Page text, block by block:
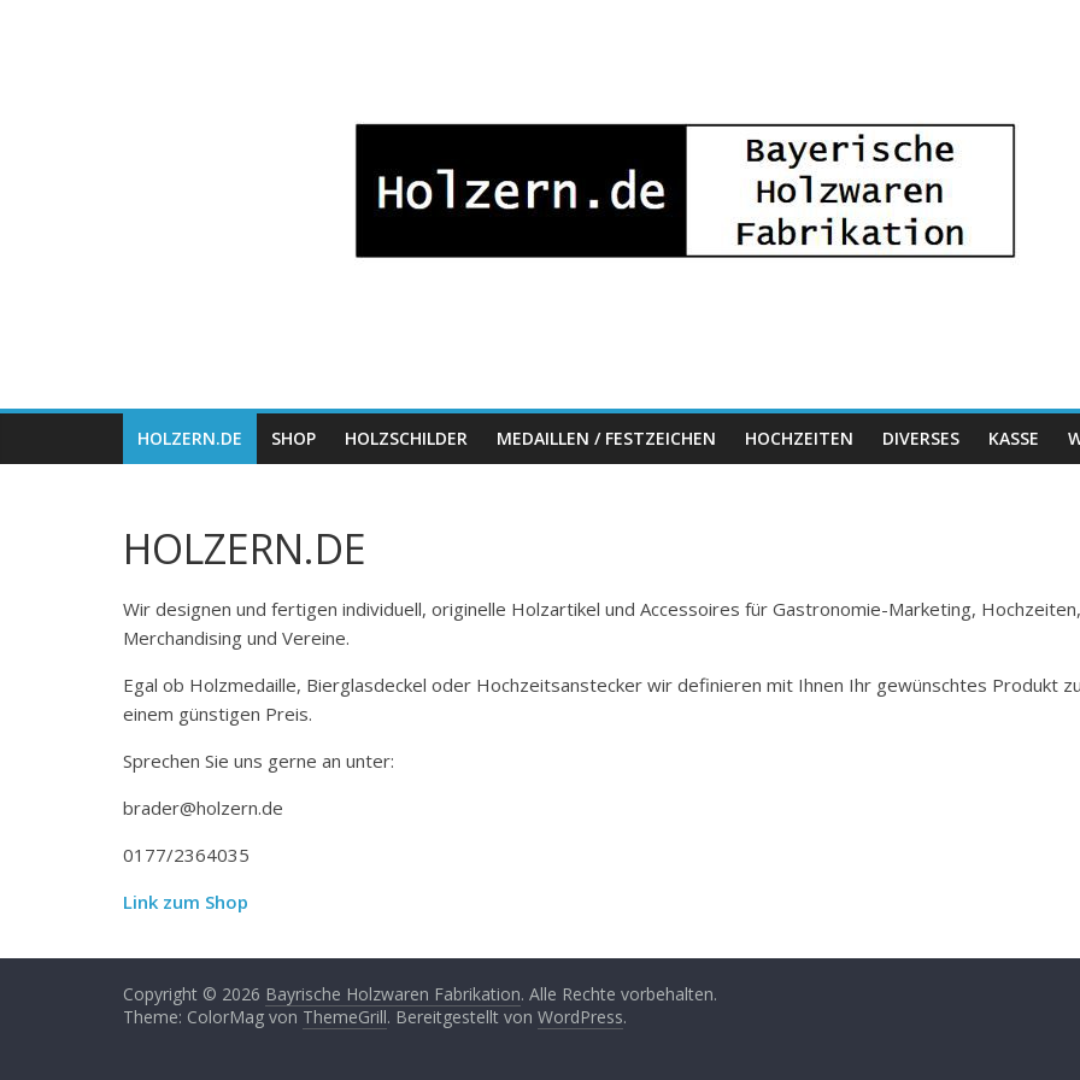
Holzwaren
Fabrikation
HOLZERN.DE SHOP HOLZSCHILDER MEDAILLEN / FESTZEICHEN HOCHZEITEN DIVERSES KASSE
HOLZERN.DE
Wir designen und fertigen individuell, originelle Holzartikel und Accessoires für Gastronomie-Marketing, Hochzeiten,
Merchandising und Vereine.
Egal ob Holzmedaille, Bierglasdeckel oder Hochzeitsanstecker wir definieren mit Ihnen Ihr gewünschtes Produkt
einem günstigen Preis.
Sprechen Sie uns gerne an unter:
brader@holzern.de
0177/2364035
Link zum Shop
Copyright © 2026 Bayrische Holzwaren Fabrikation. Alle Rechte vorbehalten.
Theme: ColorMag von ThemeGrill. Bereitgestellt von WordPress.